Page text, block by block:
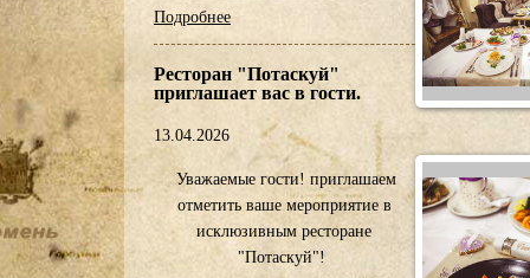
Подробнее
Ресторан "Потаскуй"
приглашает вас в гости.
13.04.2026
Уважаемые гости! приглашаем
отметить ваше мероприятие в
исклюзивным ресторане
"Потаскуй"!